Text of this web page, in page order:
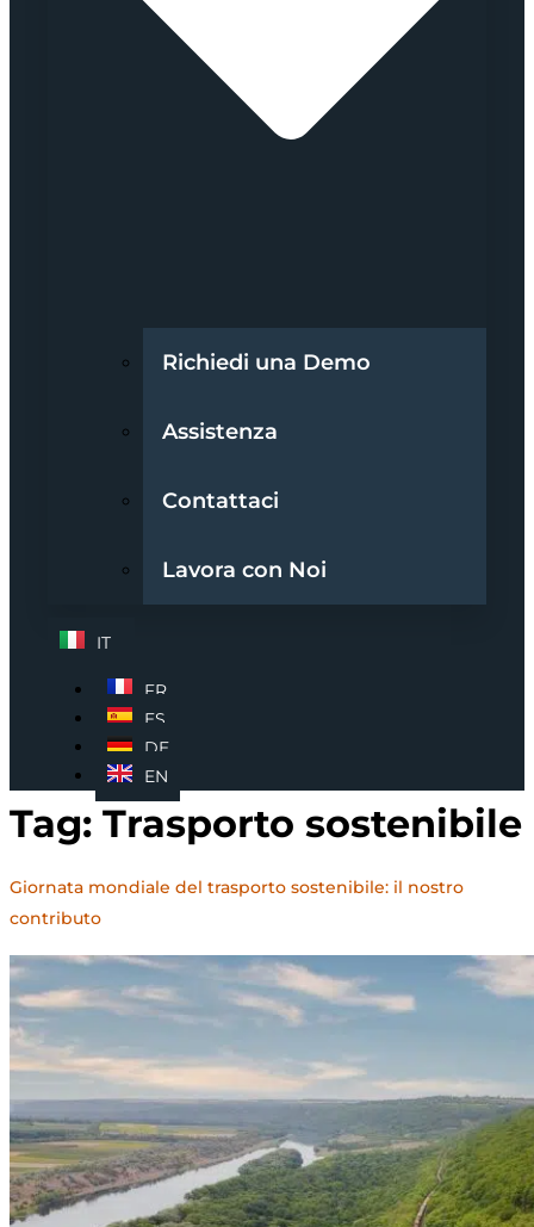
Richiedi una Demo
Assistenza
Contattaci
Lavora con Noi
IT
FR
ES
DE
EN
Tag: Trasporto sostenibile
Giornata mondiale del trasporto sostenibile: il nostro
contributo